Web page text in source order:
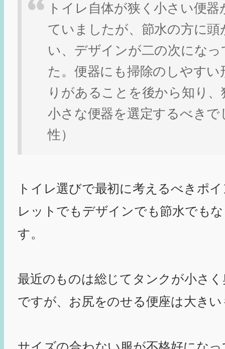
トイレ自体が狭く小さい便
ていましたが、節水の方に
い、デザインが二の次にな
た。便器にも掃除のしやすい
りがあることを後から知り
小さな便器を選定するべきで
性）
トイレ選びで最初に考えるべきポ
レットでもデザインでも節水でも
す。
最近のものは総じてタンクが小さ
ですが、お尻をのせる便座は大き